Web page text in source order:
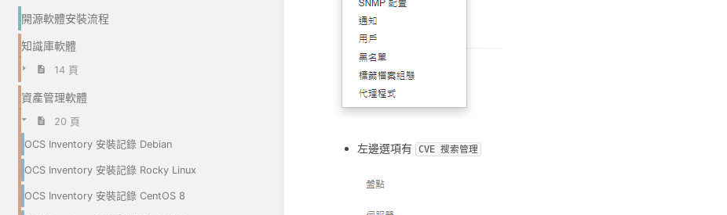
開源軟體安裝流程
知識庫軟體
14 頁
資產管理軟體
20 頁
OCS Inventory 安裝記錄 Debian
OCS Inventory 安裝記錄 Rocky Linux
OCS Inventory 安裝記錄 CentOS 8
左邊選項有 CVE 搜索管理